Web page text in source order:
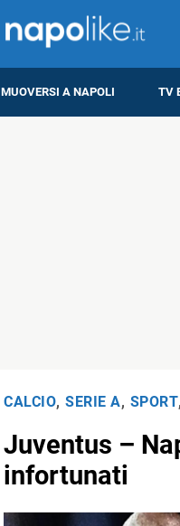
MUOVERSI A NAPOLI TV
CALCIO, SERIE A, SPORT,
Juventus –
infortunati